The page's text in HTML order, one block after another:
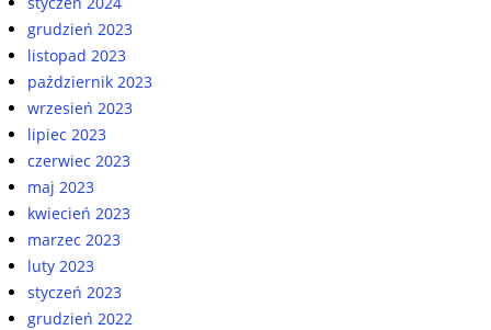
grudzień 2023
listopad 2023
październik 2023
wrzesień 2023
lipiec 2023
czerwiec 2023
maj 2023
kwiecień 2023
marzec 2023
luty 2023
styczeń 2023
grudzień 2022